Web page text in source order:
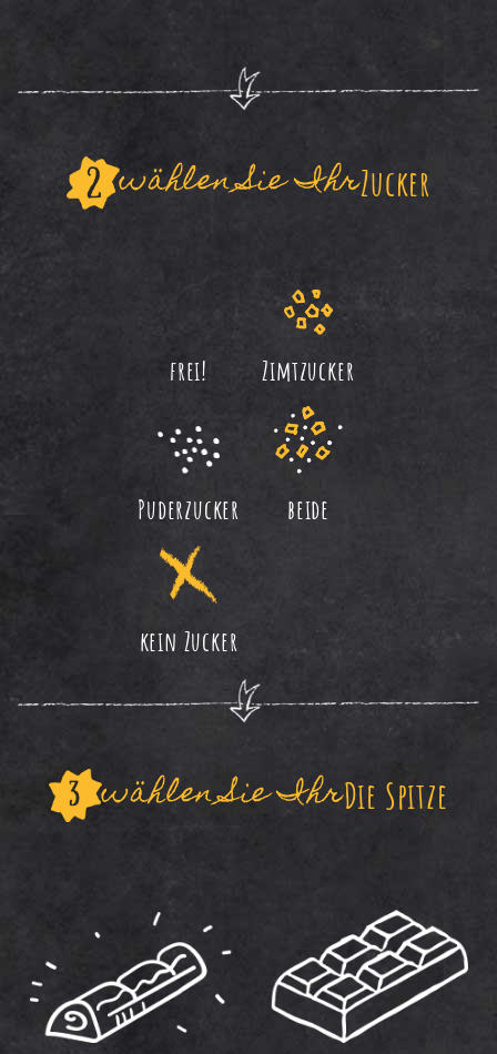
wählen Sie IhrZucker
frei! Zimtzucker
Puderzucker beide
kein Zucker
wählen Sie IhrDie Spitze